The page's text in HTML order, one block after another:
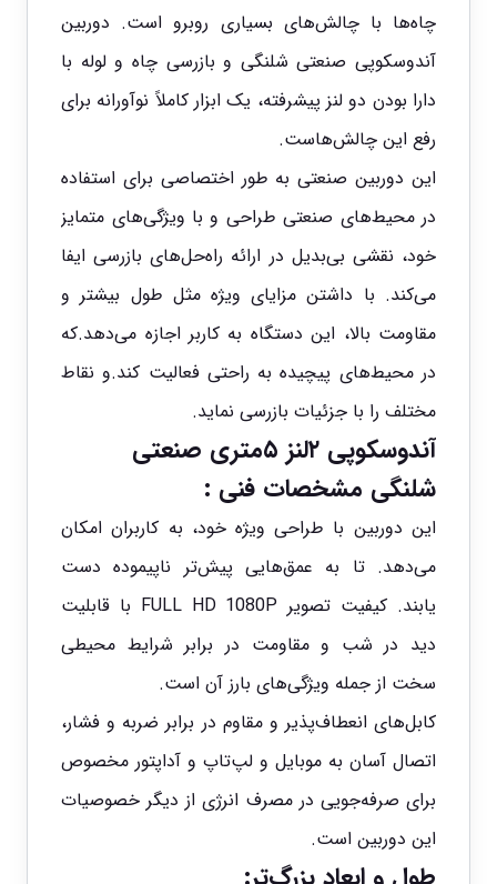
چاه‌ها با چالش‌های بسیاری روبرو است. دوربین
آندوسکوپی صنعتی شلنگی و بازرسی چاه و لوله با
دارا بودن دو لنز پیشرفته، یک ابزار کاملاً نوآورانه برای
رفع این چالش‌هاست.
این دوربین صنعتی به طور اختصاصی برای استفاده
در محیط‌های صنعتی طراحی و با ویژگی‌های متمایز
خود، نقشی بی‌بدیل در ارائه راه‌حل‌های بازرسی ایفا
می‌کند. با داشتن مزایای ویژه مثل طول بیشتر و
مقاومت بالا، این دستگاه به کاربر اجازه می‌دهد.که
در محیط‌های پیچیده به راحتی فعالیت کند.و نقاط
مختلف را با جزئیات بازرسی نماید.
آندوسکوپی ۲لنز ۵متری صنعتی
شلنگی مشخصات فنی :
این دوربین با طراحی ویژه خود، به کاربران امکان
می‌دهد. تا به عمق‌هایی پیش‌تر ناپیموده دست
یابند. کیفیت تصویر FULL HD 1080P با قابلیت
دید در شب و مقاومت در برابر شرایط محیطی
سخت از جمله ویژگی‌های بارز آن است.
کابل‌های انعطاف‌پذیر و مقاوم در برابر ضربه و فشار،
اتصال آسان به موبایل و لپ‌تاپ و آداپتور مخصوص
برای صرفه‌جویی در مصرف انرژی از دیگر خصوصیات
این دوربین است.